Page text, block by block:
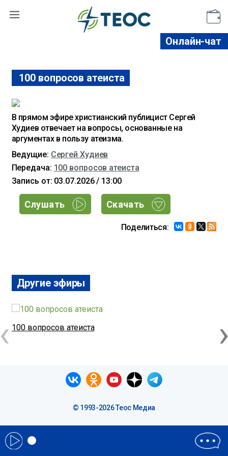
Онлайн-чат
100 вопросов атеиста
В прямом эфире христианский публицист Сергей
Худиев отвечает на вопросы, основанные на
аргументах в пользу атеизма.
Ведущие: Сергей Худиев
Передача: 100 вопросов атеиста
Запись от: 03.07.2026 / 13:00
Слушать Скачать
Поделиться:
Другие эфиры
100 вопросов атеиста
© 1993-2026 Теос Медиа